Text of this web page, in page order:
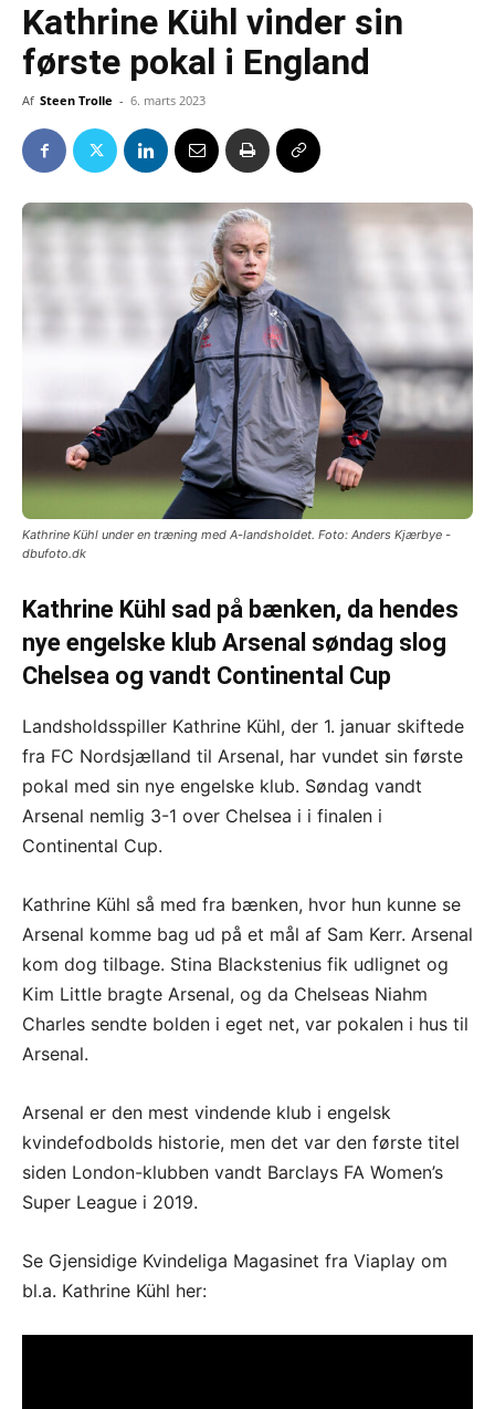
Kathrine Kühl vinder sin
første pokal i England
Af Steen Trolle - 6. marts 2023
Kathrine Kühl under en træning med A-landsholdet. Foto: Anders Kjærbye -
dbufoto.dk
Kathrine Kühl sad på bænken, da hendes
nye engelske klub Arsenal søndag slog
Chelsea og vandt Continental Cup
Landsholdsspiller Kathrine Kühl, der 1. januar skiftede
fra FC Nordsjælland til Arsenal, har vundet sin første
pokal med sin nye engelske klub. Søndag vandt
Arsenal nemlig 3-1 over Chelsea i i finalen i
Continental Cup.
Kathrine Kühl så med fra bænken, hvor hun kunne se
Arsenal komme bag ud på et mål af Sam Kerr. Arsenal
kom dog tilbage. Stina Blackstenius fik udlignet og
Kim Little bragte Arsenal, og da Chelseas Niahm
Charles sendte bolden i eget net, var pokalen i hus til
Arsenal.
Arsenal er den mest vindende klub i engelsk
kvindefodbolds historie, men det var den første titel
siden London-klubben vandt Barclays FA Women’s
Super League i 2019.
Se Gjensidige Kvindeliga Magasinet fra Viaplay om
bl.a. Kathrine Kühl her: